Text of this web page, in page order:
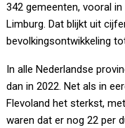
342 gemeenten, vooral
Limburg. Dat blijkt uit
bevolkingsontwikkeling
In alle Nederlandse
dan in 2022. Net als in
Flevoland het sterkst,
waren dat er nog 22 per